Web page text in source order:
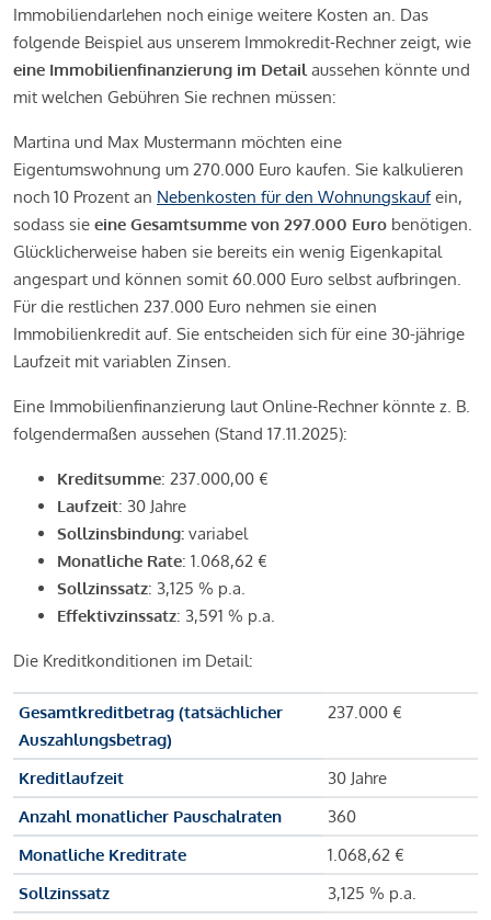
Immobiliendarlehen noch einige weitere Kosten an. Das
folgende Beispiel aus unserem Immokredit-Rechner zeigt, wie
eine Immobilienfinanzierung im Detail aussehen könnte und
mit welchen Gebühren Sie rechnen müssen:
Martina und Max Mustermann möchten eine
Eigentumswohnung um 270.000 Euro kaufen. Sie kalkulieren
noch 10 Prozent an Nebenkosten für den Wohnungskaufein,
sodass sie eine Gesamtsumme von 297.000 Euro benötigen.
Glücklicherweise haben sie bereits ein wenig Eigenkapital
angespart und können somit 60.000 Euro selbst aufbringen.
Für die restlichen 237.000 Euro nehmen sie einen
Immobilienkredit auf. Sie entscheiden sich für eine 30-jährige
Laufzeit mit variablen Zinsen.
Eine Immobilienfinanzierung laut Online-Rechner könnte z. B.
folgendermaßen aussehen (Stand 17.11.2025):
Kreditsumme: 237.000,00 €
Laufzeit: 30 Jahre
Sollzinsbindung: variabel
Monatliche Rate: 1.068,62 €
Sollzinssatz: 3,125 % p.a.
Effektivzinssatz: 3,591 % p.a.
Die Kreditkonditionen im Detail:
Gesamtkreditbetrag (tatsächlicher
Auszahlungsbetrag)
237.000 €
Kreditlaufzeit
30 Jahre
Anzahl monatlicher Pauschalraten
360
Monatliche Kreditrate
1.068,62 €
Sollzinssatz
3,125 % p.a.